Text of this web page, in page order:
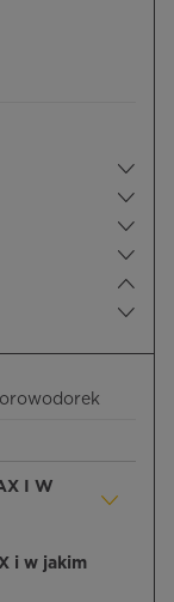
I W
i w jakim